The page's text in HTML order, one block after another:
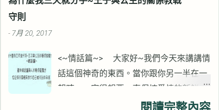
講的是疼痛控制，但所有心理治療都適
苦的事情會結束 相信痛苦的事件會結束，
守則
- 7月 20, 2017
<~情話篇~> 大家好~我們今天來講講情
話這個神奇的東西。當你跟你另一半在一
起時，一定很想要一直保持愛情的新鮮，
天天像熱戀(咦!?你說你不想………你的另一